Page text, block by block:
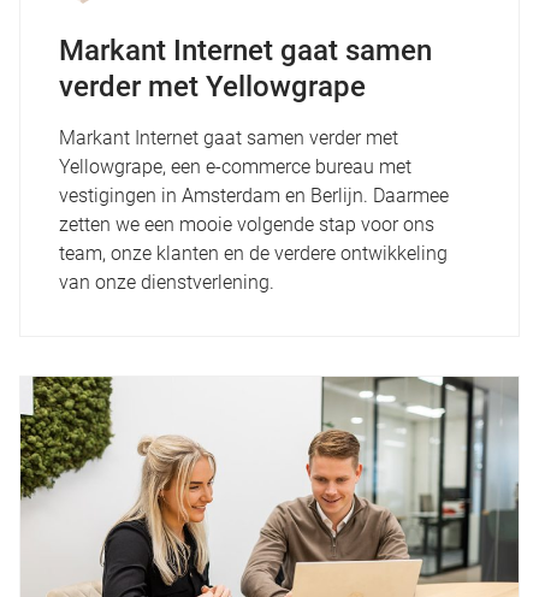
Markant Internet gaat samen
verder met Yellowgrape
Markant Internet gaat samen verder met
Yellowgrape, een e-commerce bureau met
vestigingen in Amsterdam en Berlijn. Daarmee
zetten we een mooie volgende stap voor ons
team, onze klanten en de verdere ontwikkeling
van onze dienstverlening.